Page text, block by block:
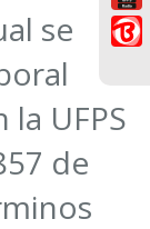
se
UFPS
de